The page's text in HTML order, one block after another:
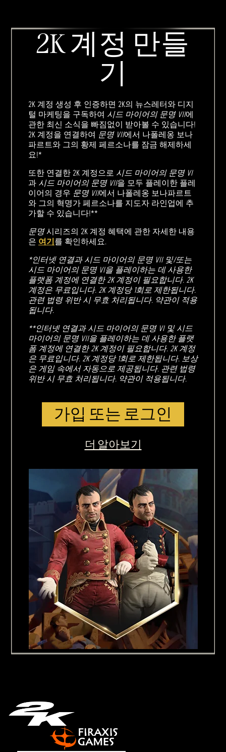
2K 계정 만들
기
2K 계정 생성 후 인증하면 2K의 뉴스레터와 디지
털 마케팅을 구독하여 시드 마이어의 문명 VII에
관한 최신 소식을 빠짐없이 받아볼 수 있습니다!
2K 계정을 연결하여 문명 VII에서 나폴레옹 보나
파르트와 그의 황제 페르소나를 잠금 해제하세
요!*
또한 연결한 2K 계정으로 시드 마이어의 문명 VI
과 시드 마이어의 문명 VII을 모두 플레이한 플레
이어의 경우 문명 VII에서 나폴레옹 보나파르트
와 그의 혁명가 페르소나를 지도자 라인업에 추
가할 수 있습니다!**
문명시리즈의 2K 계정 혜택에 관한 자세한 내용
은 여기를 확인하세요.
*인터넷 연결과 시드 마이어의 문명 VII 및/또는
시드 마이어의 문명 VI을 플레이하는 데 사용한
플랫폼 계정에 연결한 2K 계정이 필요합니다. 2K
계정은 무료입니다. 2K 계정당 1회로 제한됩니다.
관련 법령 위반 시 무효 처리됩니다. 약관이 적용
됩니다.
**인터넷 연결과 시드 마이어의 문명 VI 및 시드
마이어의 문명 VII을 플레이하는 데 사용한 플랫
폼 계정에 연결한 2K 계정이 필요합니다. 2K 계정
은 무료입니다. 2K 계정당 1회로 제한됩니다. 보상
은 게임 속에서 자동으로 제공됩니다. 관련 법령
위반 시 무효 처리됩니다. 약관이 적용됩니다.
가입 또는 로그인
더 알아보기